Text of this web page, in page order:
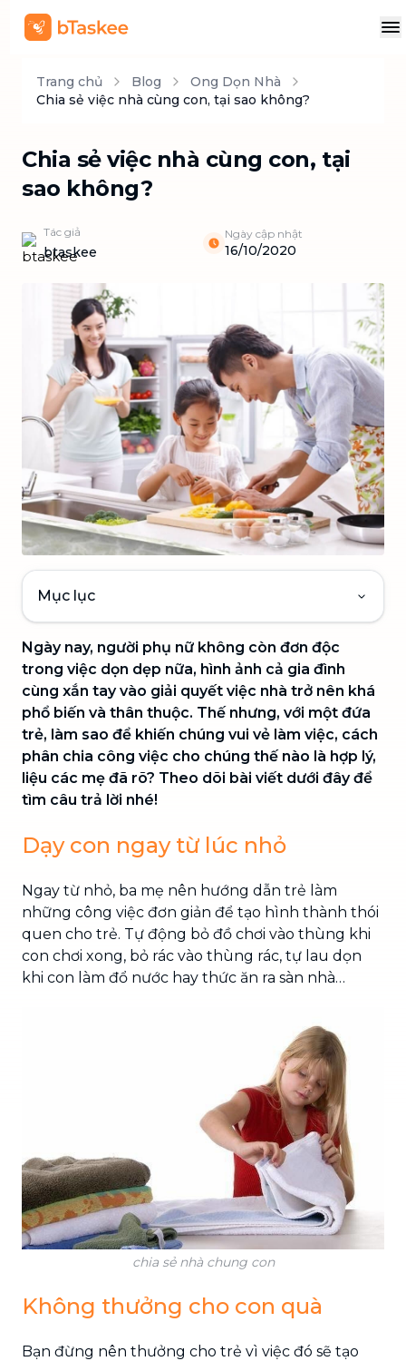
Trang chủ Blog
Ong Dọn Nhà
Chia sẻ việc nhà cùng con, tại sao không?
Chia sẻ việc nhà cùng con, tại
sao không?
Tác giả
btaskee
Ngày cập nhật
16/10/2020
Mục lục
Ngày nay, người phụ nữ không còn đơn độc
trong việc dọn dẹp nữa, hình ảnh cả gia đình
cùng xắn tay vào giải quyết việc nhà trở nên khá
phổ biến và thân thuộc. Thế nhưng, với một đứa
trẻ, làm sao để khiến chúng vui vẻ làm việc, cách
phân chia công việc cho chúng thế nào là hợp lý,
liệu các mẹ đã rõ? Theo dõi bài viết dưới đây để
tìm câu trả lời nhé!
Dạy con ngay từ lúc nhỏ
Ngay từ nhỏ, ba mẹ nên hướng dẫn trẻ làm
những công việc đơn giản để tạo hình thành thói
quen cho trẻ. Tự động bỏ đồ chơi vào thùng khi
con chơi xong, bỏ rác vào thùng rác, tự lau dọn
khi con làm đổ nước hay thức ăn ra sàn nhà…
chia sẻ nhà chung con
Không thưởng cho con quà
Bạn đừng nên thưởng cho trẻ vì việc đó sẽ tạo